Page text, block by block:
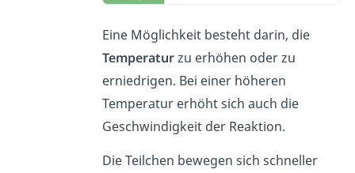
Eine Möglichkeit besteht darin, die
Temperaturzu erhöhen oder zu
erniedrigen. Bei einer höheren
Temperatur erhöht sich auch die
Geschwindigkeit der Reaktion.
Die Teilchen bewegen sich schneller